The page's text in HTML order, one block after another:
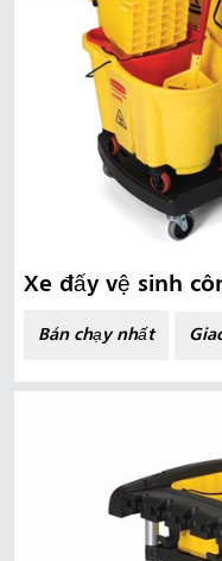
Xe đẩy vệ sinh
Bán chạy nhất